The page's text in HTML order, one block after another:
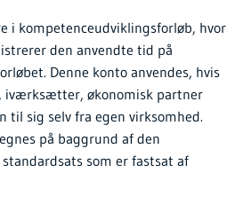
i kompetenceudviklingsforløb, hvor
den anvendte tid på
Denne konto anvendes, hvis
iværksætter, økonomisk partner
til sig selv fra egen virksomhed.
på baggrund af den
som er fastsat af